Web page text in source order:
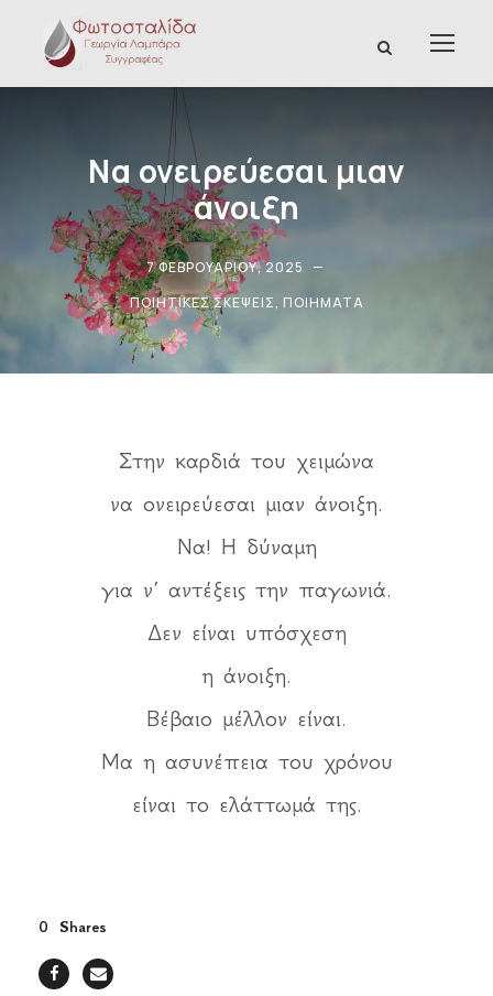
Να ονειρεύεσαι μιαν
άνοιξη
7 ΦΕΒΡΟΥΑΡΊΟΥ, 2025
ΠΟΙΗΤΙΚΈΣ ΣΚΈΨΕΙΣ, ΠΟΙΉΜΑΤΑ
Στην καρδιά του χειμώνα
να ονειρεύεσαι μιαν άνοιξη.
Να! Η δύναμη
για ν’ αντέξεις την παγωνιά.
Δεν είναι υπόσχεση
η άνοιξη.
Βέβαιο μέλλον είναι.
Μα η ασυνέπεια του χρόνου
είναι το ελάττωμά της.
0 Shares